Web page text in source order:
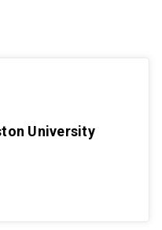
University